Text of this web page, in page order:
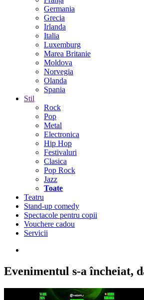
Germania
Grecia
Irlanda
Italia
Luxemburg
Marea Britanie
Moldova
Norvegia
Olanda
Spania
Stil
Rock
Pop
Metal
Electronica
Hip Hop
Festivaluri
Clasica
Pop Rock
Jazz
Toate
Teatru
Stand-up comedy
Spectacole pentru copii
Vouchere cadou
Servicii
Evenimentul s-a încheiat,